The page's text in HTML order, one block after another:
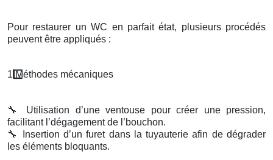
Pour restaurer un WC en parfait état, plusieurs procédés
peuvent être appliqués :
1️ Méthodes mécaniques
🔧
Utilisation d’une ventouse pour créer une pression,
facilitant l’dégagement de l’bouchon.
🔧
Insertion d’un furet dans la tuyauterie afin de dégrader
les éléments bloquants.